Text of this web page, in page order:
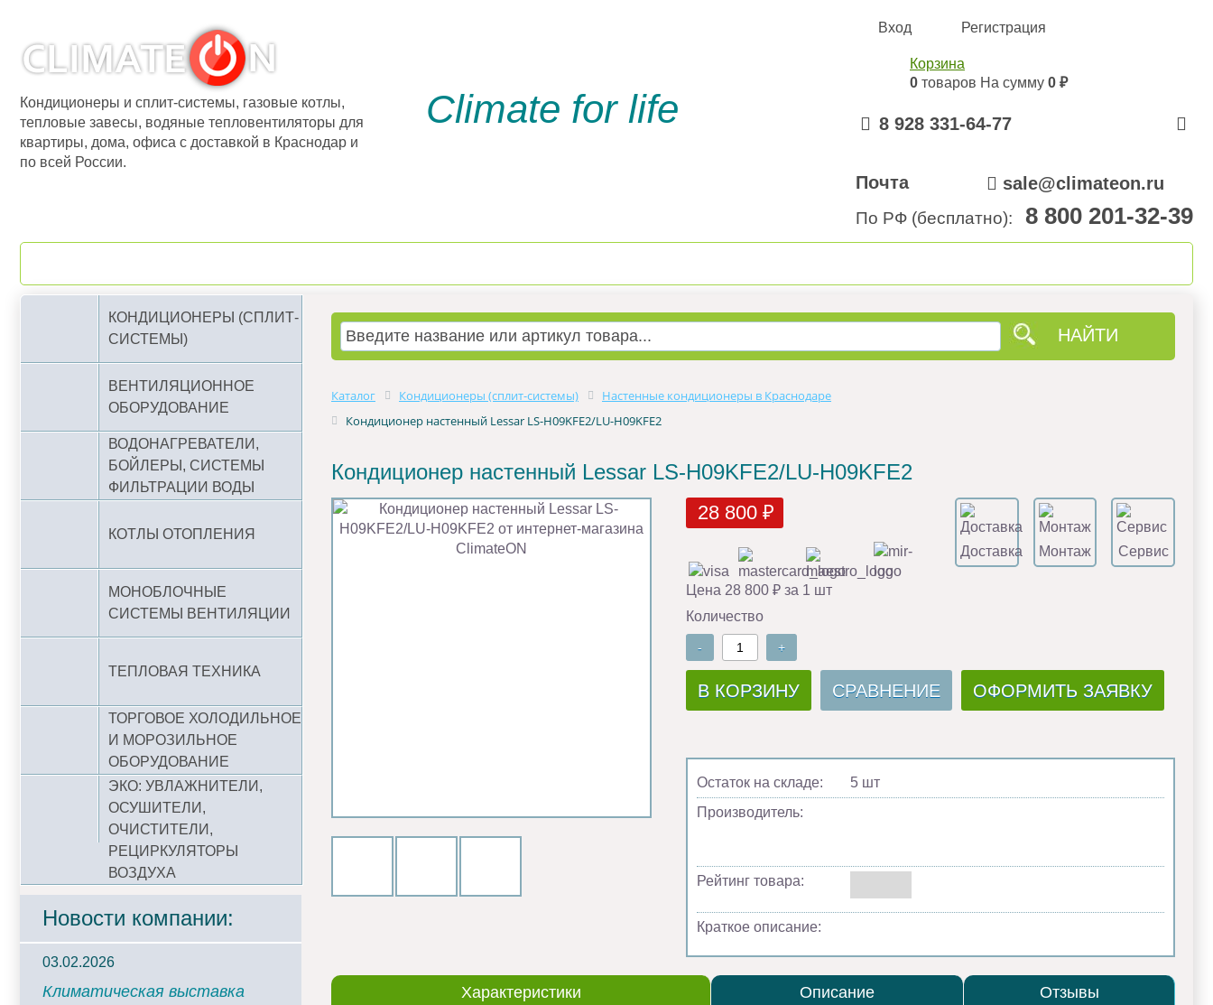
Кондиционеры и сплит-системы, газовые котлы,
тепловые завесы, водяные тепловентиляторы для
квартиры, дома, офиса с доставкой в Краснодар и
по всей России.
Climate for life
Вход Регистрация
Корзина
0 товаров На сумму 0 ₽
8 928 331-64-77
Почта sale@climateon.ru
По РФ (бесплатно): 8 800 201-32-39
КОНДИЦИОНЕРЫ (СПЛИТ-
СИСТЕМЫ)
ВЕНТИЛЯЦИОННОЕ
ОБОРУДОВАНИЕ
ВОДОНАГРЕВАТЕЛИ,
БОЙЛЕРЫ, СИСТЕМЫ
ФИЛЬТРАЦИИ ВОДЫ
КОТЛЫ ОТОПЛЕНИЯ
МОНОБЛОЧНЫЕ
СИСТЕМЫ ВЕНТИЛЯЦИИ
ТЕПЛОВАЯ ТЕХНИКА
ТОРГОВОЕ ХОЛОДИЛЬНОЕ
И МОРОЗИЛЬНОЕ
ОБОРУДОВАНИЕ
ЭКО: УВЛАЖНИТЕЛИ,
ОСУШИТЕЛИ,
ОЧИСТИТЕЛИ,
РЕЦИРКУЛЯТОРЫ
ВОЗДУХА
Новости компании:
03.02.2026
Климатическая выставка
Каталог Кондиционеры (сплит-системы)
Настенные кондиционеры в Краснодаре
Кондиционер настенный Lessar LS-H09KFE2/LU-H09KFE2
Кондиционер настенный Lessar LS-H09KFE2/LU-H09KFE2
28 800 ₽
Доставка Монтаж Сервис
Цена 28 800 ₽ за 1 шт
Количество
- +
В КОРЗИНУ СРАВНЕНИЕ ОФОРМИТЬ ЗАЯВКУ
Остаток на складе:
5 шт
Производитель:
Рейтинг товара:
Краткое описание:
Характеристики Описание Отзывы